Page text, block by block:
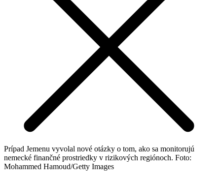
Prípad Jemenu vyvolal nové otázky o tom, ako sa monitorujú
nemecké finančné prostriedky v rizikových regiónoch. Foto:
Mohammed Hamoud/Getty Images